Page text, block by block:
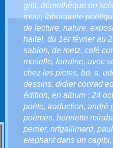
gritt, démothèque en
metz,laboratoire
de lecture, nature,
haltel, du 1er février au
sablon, de metz, café
moselle, lorraine, avec
chez les pictes, bd, a.
dessins, didier conrad
édition, en album : 24
poète, traduction, andré
poèmes, henriette
perrier, nrfgallimard,
elephant dans un cagibi